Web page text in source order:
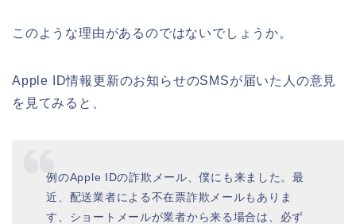
このような理由があるのではないでしょうか。
Apple ID情報更新のお知らせのSMSが届いた人の意見
を見てみると、
例のApple IDの詐欺メール、僕にも来ました。最
近、配送業者による不在票詐欺メールもありま
す、ショートメールが業者から来る場合は、必ず